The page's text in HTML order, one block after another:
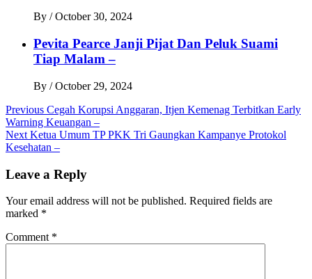
By / October 30, 2024
Pevita Pearce Janji Pijat Dan Peluk Suami
Tiap Malam –
By / October 29, 2024
Post
navigation
Previous Cegah Korupsi Anggaran, Itjen Kemenag Terbitkan Early
Warning Keuangan –
Next Ketua Umum TP PKK Tri Gaungkan Kampanye Protokol
Kesehatan –
Leave a Reply
Your email address will not be published. Required fields are
marked *
Comment *